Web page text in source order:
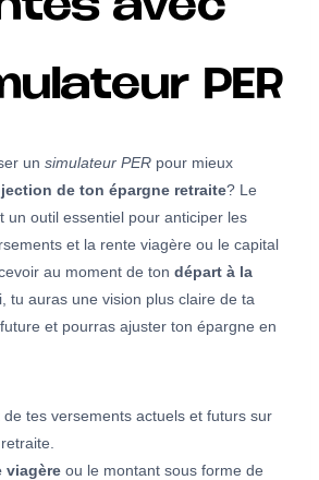
avec
PER
un simulateur PER pour mieux
de ton épargne retraite? Le
un outil essentiel pour anticiper les
et la rente viagère ou le capital
au moment de ton départ à la
tu auras une vision plus claire de ta
et pourras ajuster ton épargne en
de tes versements actuels et futurs sur
viagère ou le montant sous forme de